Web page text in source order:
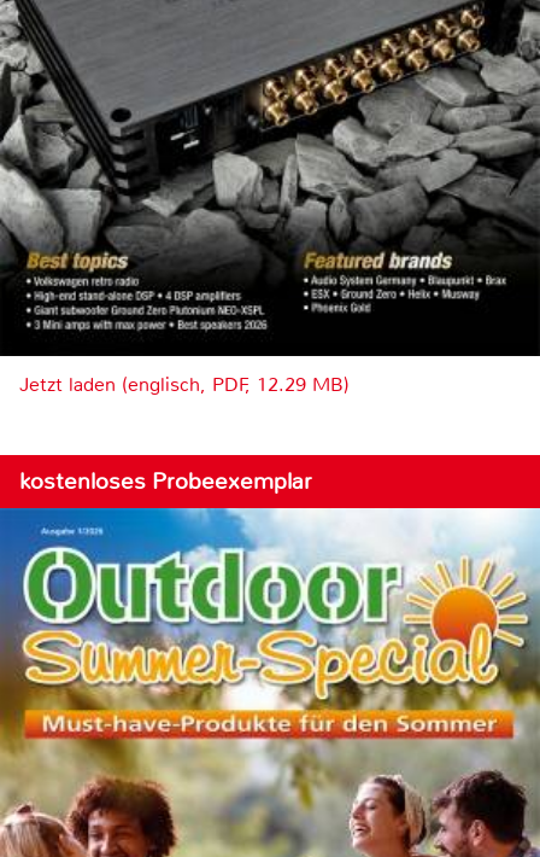
Jetzt laden (englisch, PDF, 12.29 MB)
kostenloses Probeexemplar